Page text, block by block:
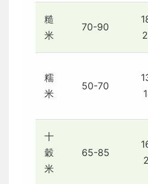
糙
米
70-90
糯
米
50-70
十
穀
米
65-85